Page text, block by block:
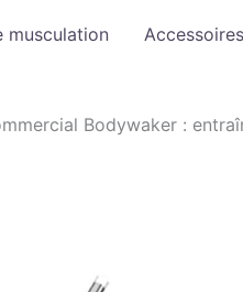
musculation Accessoires
Bodywaker :